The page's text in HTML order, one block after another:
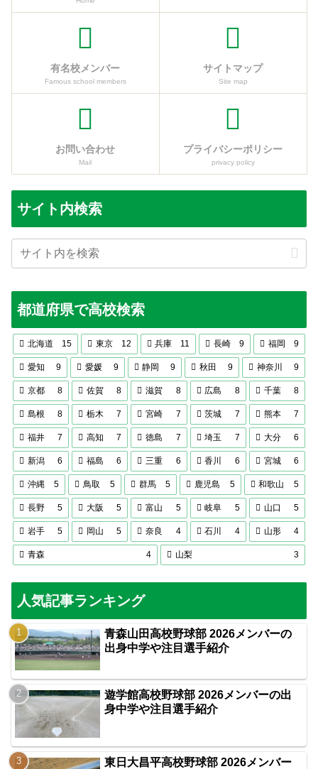
有名校メンバー
Famous school members
サイトマップ
Site map
お問い合わせ
Mail
プライバシーポリシー
privacy policy
サイト内検索
都道府県で高校検索
北海道 15 東京 12 兵庫 11 長崎 9 福岡 9
愛知 9 愛媛 9 静岡 9 秋田 9 神奈川 9
京都 8 佐賀 8 滋賀 8 広島 8 千葉 8
島根 8 栃木 7 宮崎 7 茨城 7 熊本 7
福井 7 高知 7 徳島 7 埼玉 7 大分 6
新潟 6 福島 6 三重 6 香川 6 宮城 6
沖縄 5 鳥取 5 群馬 5 鹿児島 5 和歌山 5
長野 5 大阪 5 富山 5 岐阜 5 山口 5
岩手 5 岡山 5 奈良 4 石川 4 山形 4
青森 4 山梨 3
人気記事ランキング
青森山田高校野球部 2026メンバーの
出身中学や注目選手紹介
遊学館高校野球部 2026メンバーの出
身中学や注目選手紹介
東日大昌平高校野球部 2026メンバー